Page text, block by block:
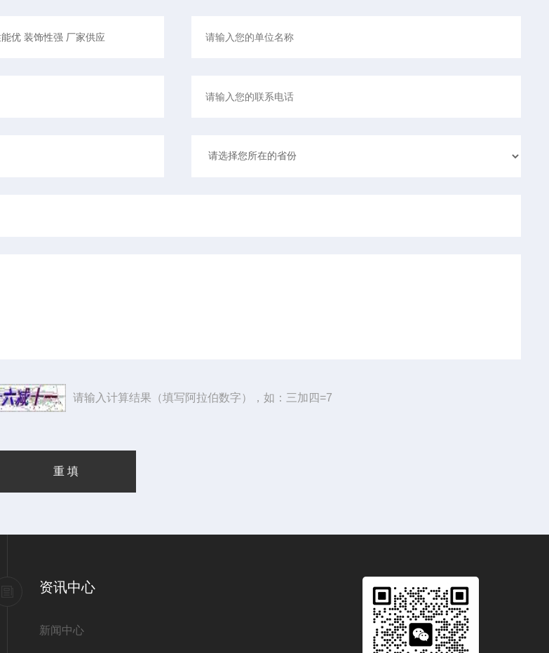
请输入计算结果（填写阿拉伯数字），如：三加四=7
资讯中心
新闻中心